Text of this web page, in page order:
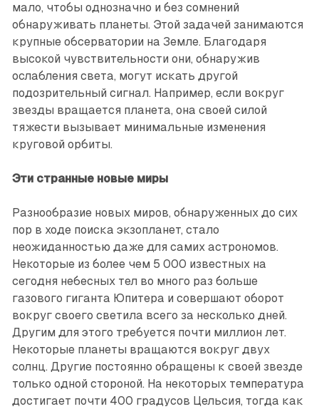
мало, чтобы однозначно и без сомнений
обнаруживать планеты. Этой задачей занимаются
крупные обсерватории на Земле. Благодаря
высокой чувствительности они, обнаружив
ослабления света, могут искать другой
подозрительный сигнал. Например, если вокруг
звезды вращается планета, она своей силой
тяжести вызывает минимальные изменения
круговой орбиты.
Эти странные новые миры
Разнообразие новых миров, обнаруженных до сих
пор в ходе поиска экзопланет, стало
неожиданностью даже для самих астрономов.
Некоторые из более чем 5 000 известных на
сегодня небесных тел во много раз больше
газового гиганта Юпитера и совершают оборот
вокруг своего светила всего за несколько дней.
Другим для этого требуется почти миллион лет.
Некоторые планеты вращаются вокруг двух
солнц. Другие постоянно обращены к своей звезде
только одной стороной. На некоторых температура
достигает почти 400 градусов Цельсия, тогда как